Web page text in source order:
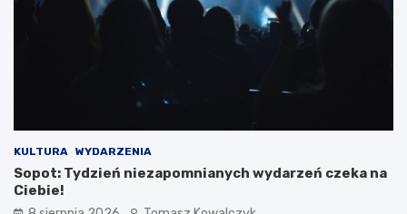
KULTURA WYDARZENIA
Sopot: Tydzień niezapomnianych wydarzeń czeka na
Ciebie!